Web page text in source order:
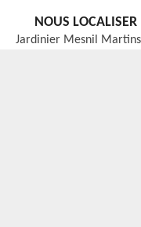
NOUS LOCALISER
Jardinier Mesnil